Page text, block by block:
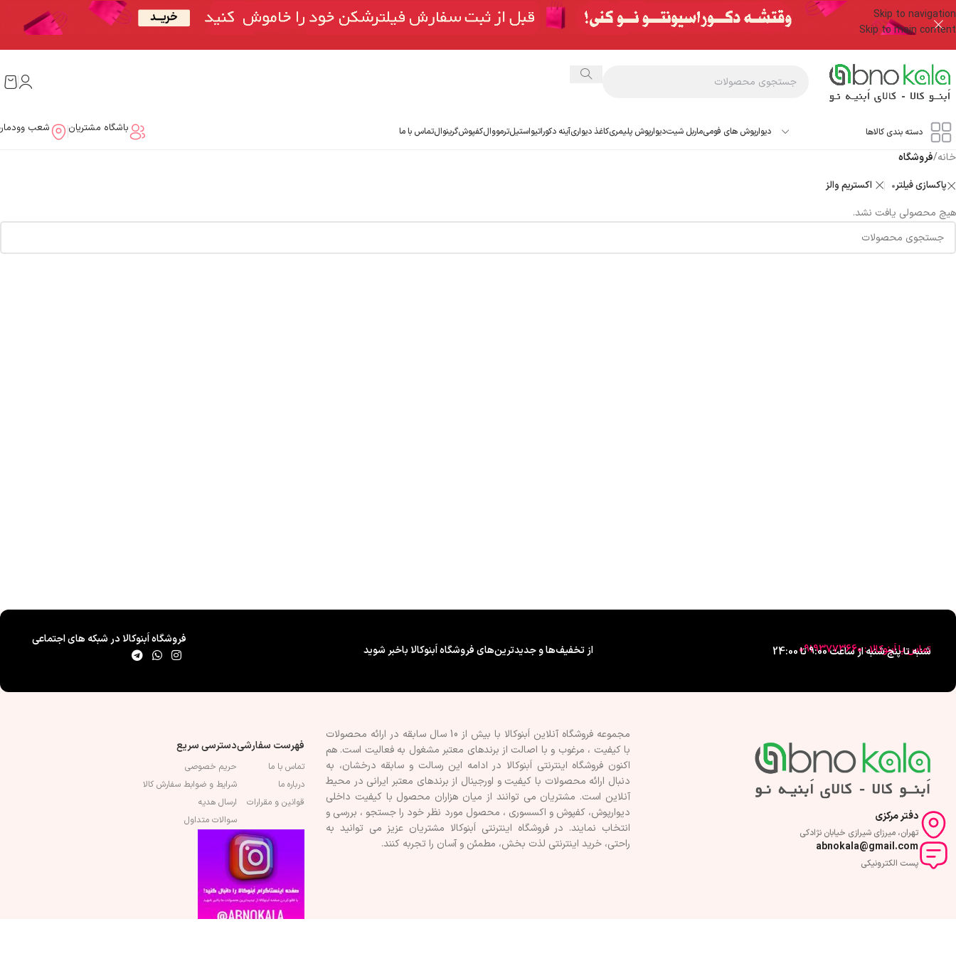
Skip to navigation
Skip to main content
دسته بندی کالاها دیوارپوش های فومیماربل شیتدیوارپوش پلیمریکاغذ دیواریآینه دکوراتیواستیلترمووالکفپوشگرینوالتماس با ما باشگاه مشتریان شعب
خانه/فروشگاه
پاکسازی فیلتر اکستریم والز
هیچ محصولی یافت نشد.
تماس با اَبنوکالا : 09193773660
شنبه تا پنج شنبه از ساعت 9:00 تا 24:00 از تخفیف‌ها و جدیدترین‌های فروشگاه اَبنوکالا باخبر شوید
فروشگاه اَبنوکالا در شبکه های اجتماعی
دفتر مرکزی
تهران، میرزای شیرازی خیابان نژادکی
abnokala@gmail.com
پست الکترونیکی
مجموعه فروشگاه آنلاین اَبنوکالا با بیش از 10 سال سابقه در ارائه محصولات
با کيفيت ، مرغوب و با اصالت از برندهای معتبر مشغول به فعاليت است. هم
اکنون فروشگاه اینترنتی اَبنوکالا در ادامه اين رسالت و سابقه درخشان، به
دنبال ارائه محصولات با کيفيت و اورجينال از برندهای معتبر ايرانی در محيط
آنلاين است. مشتريان می توانند از ميان هزاران محصول با کيفيت داخلی
دیوارپوش، کفپوش و اکسسوری ، محصول مورد نظر خود را جستجو ، بررسی و
انتخاب نمايند. در فروشگاه اینترنتی اَبنوکالا مشتريان عزیز می توانيد به
راحتی، خرید اینترنتی لذت بخش، مطمئن و آسان را تجربه کنند.
فهرست سفارشی
تماس با ما
درباره ما
قوانین و مقرارات
دسترسی سریع
حریم خصوصی
شرایط و ضوابط سفارش کالا
ارسال هدیه
سوالات متداول